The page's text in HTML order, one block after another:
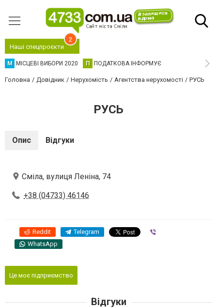
Наші спецпроєкти
2
М МІСЦЕВІ ВИБОРИ 2020 П ПОДАТКОВА ІНФОРМУЄ
Головна Довідник Нерухомість Агентства нерухомості РУСЬ
РУСЬ
Опис Відгуки
Сміла, вулиця Леніна, 74
+38 (04733) 46146
Reddit Telegram
WhatsApp
Це моє підприємство
Відгуки